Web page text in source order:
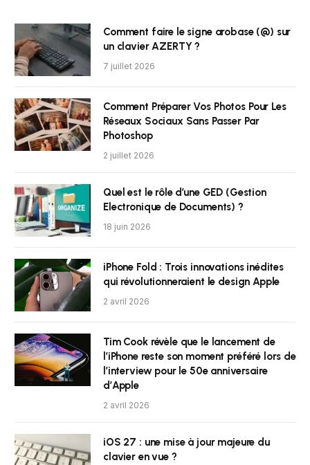
Comment faire le signe arobase (@) sur
un clavier AZERTY ?
7 juillet 2026
Comment Préparer Vos Photos Pour Les
Réseaux Sociaux Sans Passer Par
Photoshop
2 juillet 2026
Quel est le rôle d’une GED (Gestion
Electronique de Documents) ?
18 juin 2026
iPhone Fold : Trois innovations inédites
qui révolutionneraient le design Apple
2 avril 2026
Tim Cook révèle que le lancement de
l’iPhone reste son moment préféré lors de
l’interview pour le 50e anniversaire
d’Apple
2 avril 2026
iOS 27 : une mise à jour majeure du
clavier en vue ?